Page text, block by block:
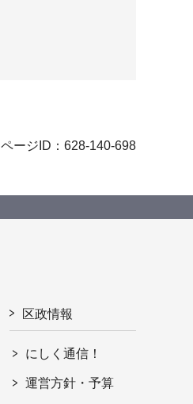
ページID：628-140-698
区政情報
にしく通信！
運営方針・予算